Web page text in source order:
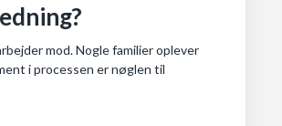
mod. Nogle familier oplever
i processen er nøglen til